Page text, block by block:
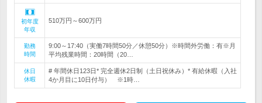
初年度
年収
510万円～600万円
勤務
時間
9:00～17:40（実働7時間50分／休憩50分）※時間外労働：有※月
平均残業時間：20時間（20…
休日
休暇
# 年間休日123日* 完全週休2日制（土日祝休み）* 有給休暇（入社
4か月目に10日付与） ※1時…